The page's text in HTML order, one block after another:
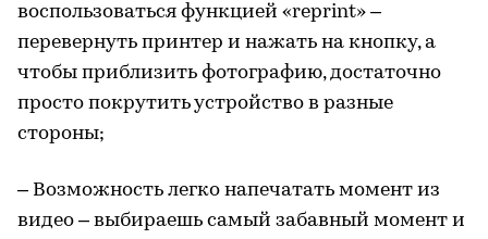
воспользоваться функцией «reprint» –
перевернуть принтер и нажать на кнопку, а
чтобы приблизить фотографию, достаточно
просто покрутить устройство в разные
стороны;
– Возможность легко напечатать момент из
видео – выбираешь самый забавный момент и